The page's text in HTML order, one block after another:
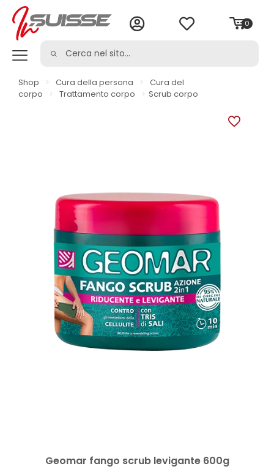
0
Shop > Cura della persona >
Cura del
corpo
> Trattamento corpo > Scrub corpo
Geomar fango scrub levigante 600g